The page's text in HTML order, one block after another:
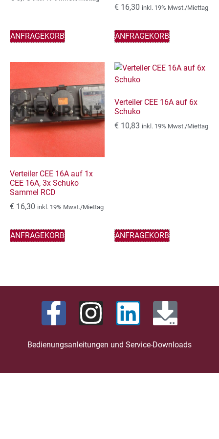
ANFRAGEKORB
€ 16,30 inkl. 19% Mwst./Miettag
ANFRAGEKORB
Verteiler CEE 16A auf 1x
CEE 16A, 3x Schuko
Sammel RCD
€ 16,30 inkl. 19% Mwst./Miettag
ANFRAGEKORB
Verteiler CEE 16A auf 6x
Schuko
€ 10,83 inkl. 19% Mwst./Miettag
ANFRAGEKORB
Bedienungsanleitungen und Service-Downloads